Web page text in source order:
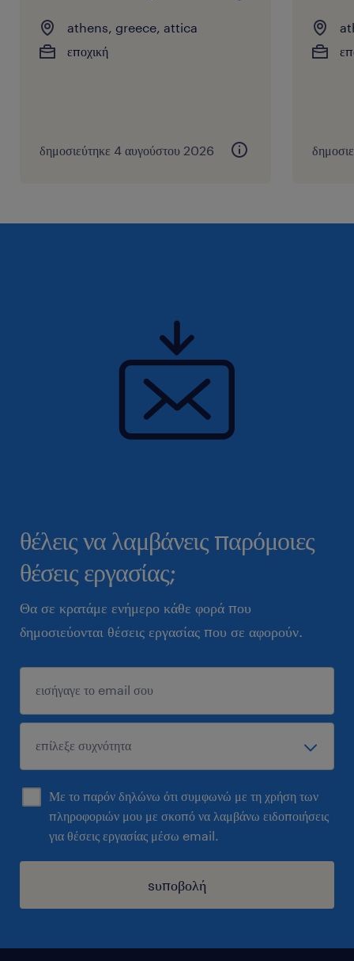
athens, greece, attica
εποχική
δημοσιεύτηκε 4 αυγούστου 2026
θέλεις να λαμβάνεις παρόμοιες
θέσεις εργασίας;
Θα σε κρατάμε ενήμερο κάθε φορά που
δημοσιεύονται θέσεις εργασίας που σε αφορούν.
Με το παρόν δηλώνω ότι συμφωνώ με τη χρήση των
πληροφοριών μου με σκοπό να λαμβάνω ειδοποιήσεις
για θέσεις εργασίας μέσω email.
sυποβολή